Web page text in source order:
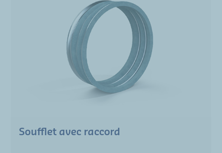
Soufflet avec raccord